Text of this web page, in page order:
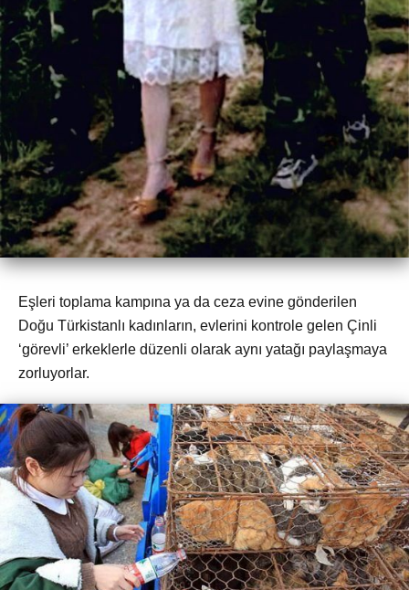
Eşleri toplama kampına ya da ceza evine gönderilen
Doğu Türkistanlı kadınların, evlerini kontrole gelen Çinli
‘görevli’ erkeklerle düzenli olarak aynı yatağı paylaşmaya
zorluyorlar.